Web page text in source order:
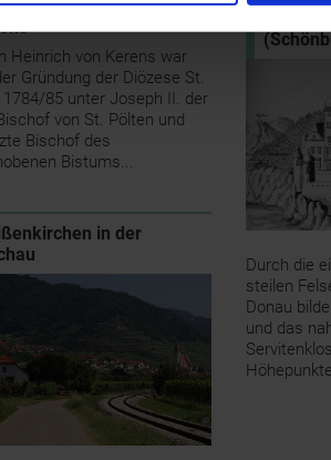
Johann Heinrich von
Heinrich von Kerens war
Gründung der Diözese St.
1784/85 unter Joseph II. der
von St. Pölten und
Bischof des
Bistums...
Durch die
steilen
Donau
und das
in der